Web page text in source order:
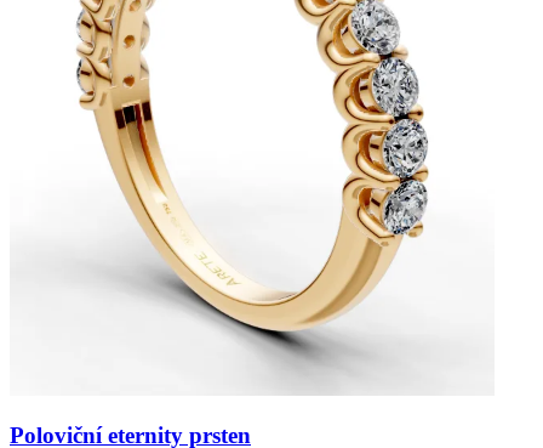
Poloviční eternity prsten